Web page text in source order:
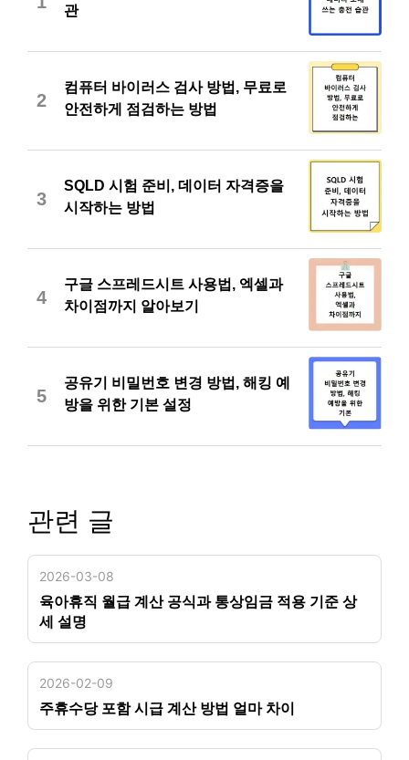
관
2
컴퓨터 바이러스 검사 방법, 무료로
안전하게 점검하는 방법
3
SQLD 시험 준비, 데이터 자격증을
시작하는 방법
4
구글 스프레드시트 사용법, 엑셀과
차이점까지 알아보기
5
공유기 비밀번호 변경 방법, 해킹 예
방을 위한 기본 설정
관련 글
2026-03-08
육아휴직 월급 계산 공식과 통상임금 적용 기준 상
세 설명
2026-02-09
주휴수당 포함 시급 계산 방법 얼마 차이